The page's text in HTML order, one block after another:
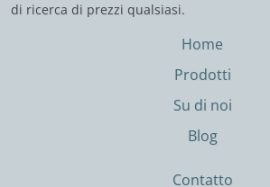
di ricerca di prezzi qualsiasi.
Home
Prodotti
Su di noi
Blog
Contatto